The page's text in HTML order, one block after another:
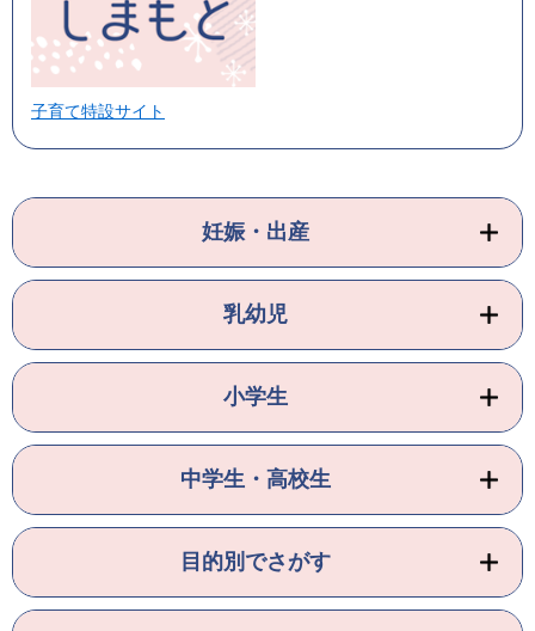
子育て特設サイト
妊娠・出産
乳幼児
小学生
中学生・高校生
目的別でさがす